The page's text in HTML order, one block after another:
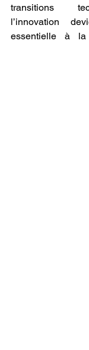
transitions
l’innovation
essentielle à